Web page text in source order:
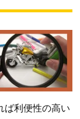
ば利便性の高い